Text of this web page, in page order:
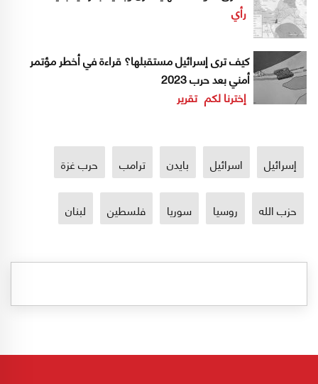
رأي
كيف ترى إسرائيل مستقبلها؟ قراءة في أخطر مؤتمر
أمني بعد حرب 2023
إخترنا لكم تقرير
إسرائيل اسرائيل بايدن ترامب حرب غزة
حزب الله روسيا سوريا فلسطين لبنان